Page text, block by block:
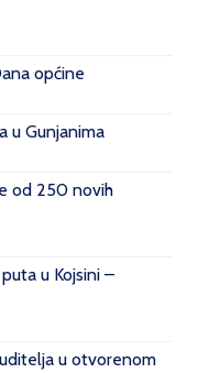
općine
u Gunjanima
od 250 novih
u Kojsini –
u otvorenom